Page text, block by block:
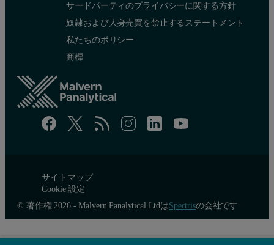
サードパーティのプライバシーに関する方針
奴隷および人身売買を禁止するステートメント
私たちのポリシー
商標
サイトマップ
Cookie 設定
© 著作権 2026 - Malvern Panalytical LtdはSpectrisの会社です